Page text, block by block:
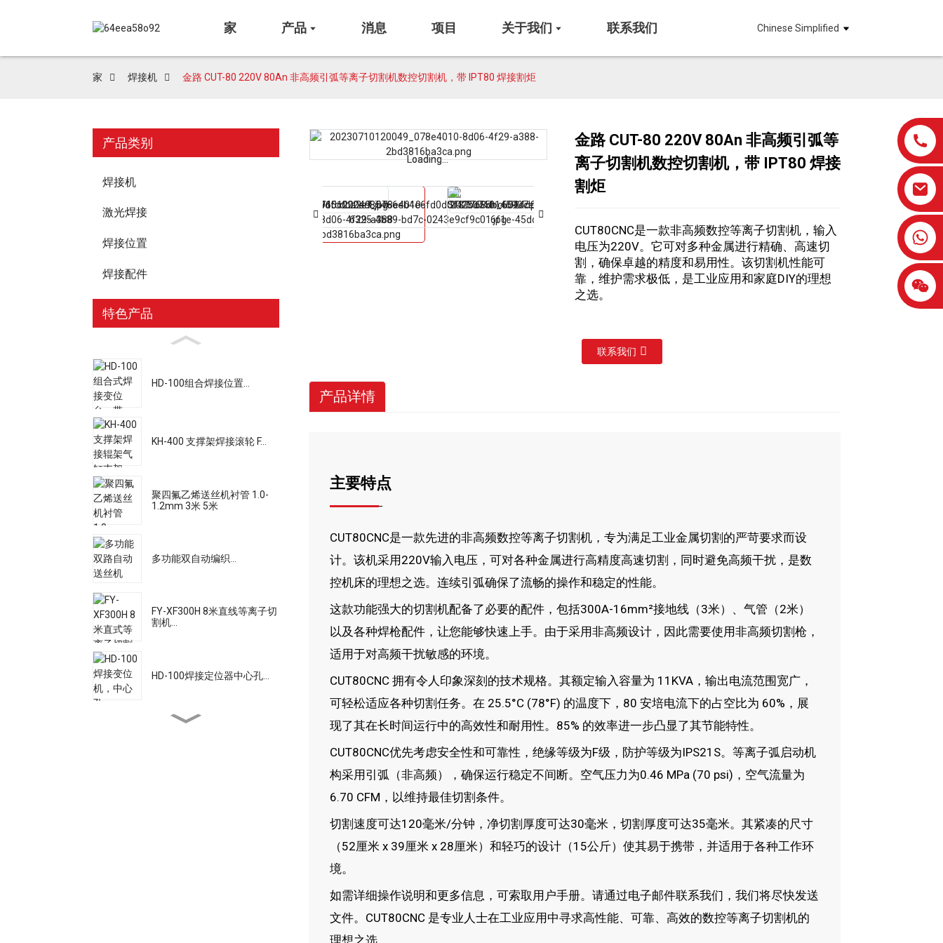
家 产品 消息 项目 关于我们 联系我们 Chinese Simplified
0086-13959638906
家 焊接机 金路 CUT-80 220V 80An 非高频引弧等离子切割机数控切割机，带 IPT80 焊接割炬
产品类别
焊接机
激光焊接
焊接位置
焊接配件
特色产品
HD-100组合焊接位置...
KH-400 支撑架焊接滚轮 F...
聚四氟乙烯送丝机衬管 1.0-
1.2mm 3米 5米
多功能双自动编织...
FY-XF300H 8米直线等离子切
割机...
HD-100焊接定位器中心孔...
Loading...
Loading...
Loading...
Loading...
Loading...
Loading...
金路 CUT-80 220V 80An 非高频引弧等
离子切割机数控切割机，带 IPT80 焊接
割炬
CUT80CNC是一款非高频数控等离子切割机，输入
电压为220V。它可对多种金属进行精确、高速切
割，确保卓越的精度和易用性。该切割机性能可
靠，维护需求极低，是工业应用和家庭DIY的理想
之选。
联系我们
产品详情
主要特点
CUT80CNC是一款先进的非高频数控等离子切割机，专为满足工业金属切割的严苛要求而设
计。该机采用220V输入电压，可对各种金属进行高精度高速切割，同时避免高频干扰，是数
控机床的理想之选。连续引弧确保了流畅的操作和稳定的性能。
这款功能强大的切割机配备了必要的配件，包括300A-16mm²接地线（3米）、气管（2米）
以及各种焊枪配件，让您能够快速上手。由于采用非高频设计，因此需要使用非高频切割枪，
适用于对高频干扰敏感的环境。
CUT80CNC 拥有令人印象深刻的技术规格。其额定输入容量为 11KVA，输出电流范围宽广，
可轻松适应各种切割任务。在 25.5°C (78°F) 的温度下，80 安培电流下的占空比为 60%，展
现了其在长时间运行中的高效性和耐用性。85% 的效率进一步凸显了其节能特性。
CUT80CNC优先考虑安全性和可靠性，绝缘等级为F级，防护等级为IPS21S。等离子弧启动机
构采用引弧（非高频），确保运行稳定不间断。空气压力为0.46 MPa (70 psi)，空气流量为
6.70 CFM，以维持最佳切割条件。
切割速度可达120毫米/分钟，净切割厚度可达30毫米，切割厚度可达35毫米。其紧凑的尺寸
（52厘米 x 39厘米 x 28厘米）和轻巧的设计（15公斤）使其易于携带，并适用于各种工作环
境。
如需详细操作说明和更多信息，可索取用户手册。请通过电子邮件联系我们，我们将尽快发送
文件。CUT80CNC 是专业人士在工业应用中寻求高性能、可靠、高效的数控等离子切割机的
理想之选。